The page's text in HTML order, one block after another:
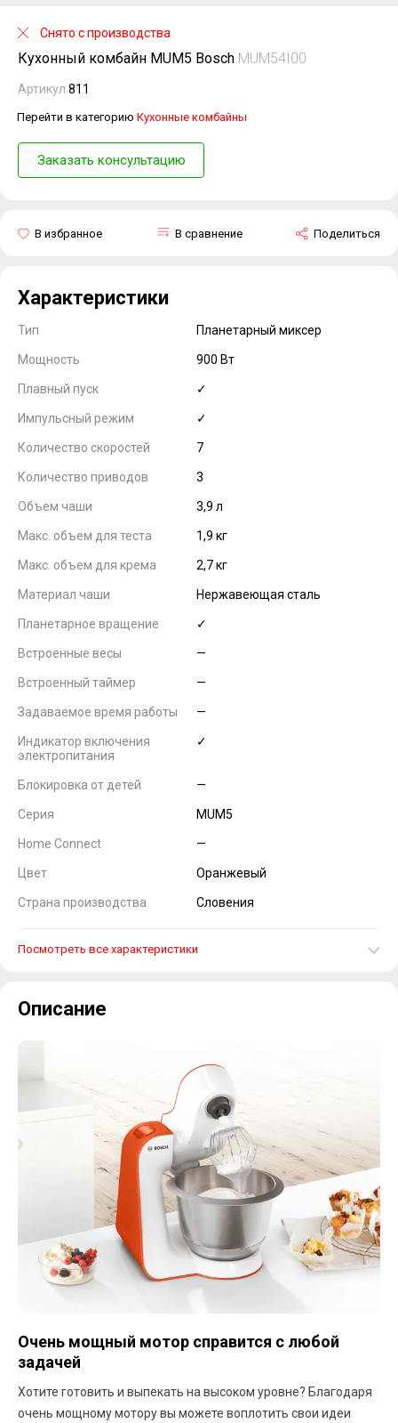
Кухонный комбайн MUM5 Bosch MUM54I00
Артикул 811
Перейти в категорию Кухонные комбайны
Заказать консультацию
Поделиться
В сравнение
В избранное
Снято с производства
Характеристики
Тип Планетарный миксер
Мощность 900 Вт
Плавный пуск ✓
Импульсный режим ✓
Количество скоростей 7
Количество приводов 3
Объем чаши 3,9 л
Макс. объем для теста 1,9 кг
Макс. объем для крема 2,7 кг
Материал чаши Нержавеющая сталь
Планетарное вращение ✓
Встроенные весы —
Встроенный таймер —
Задаваемое время работы —
Индикатор включения
электропитания
✓
Блокировка от детей —
Серия MUM5
Home Connect —
Цвет Оранжевый
Страна производства Словения
Посмотреть все характеристики
Описание
Очень мощный мотор справится с любой
задачей
Хотите готовить и выпекать на высоком уровне? Благодаря
очень мощному мотору вы можете воплотить свои идеи